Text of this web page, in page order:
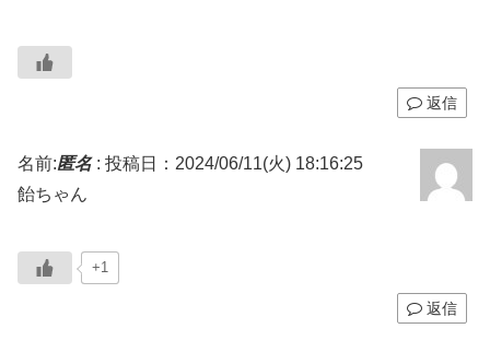
返信
名前:匿名: 投稿日：2024/06/11(火) 18:16:25
飴ちゃん
+1
返信